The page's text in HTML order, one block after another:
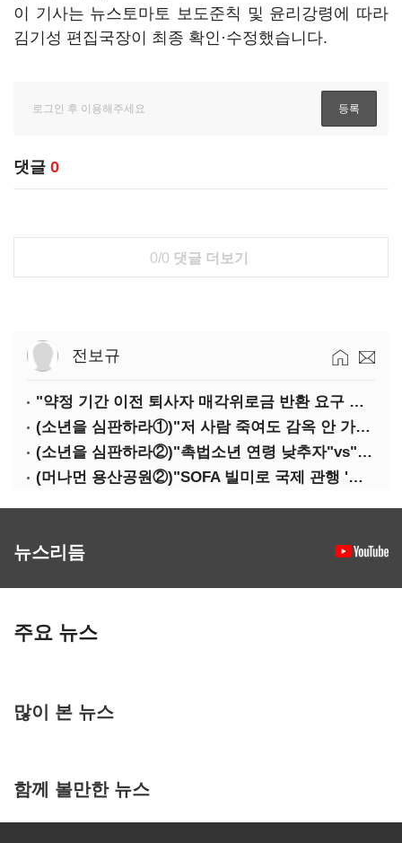
이 기사는 뉴스토마토 보도준칙 및 윤리강령에 따라
김기성 편집국장이 최종 확인·수정했습니다.
댓글 0
0/0 댓글 더보기
전보규
"약정 기간 이전 퇴사자 매각위로금 반환 요구 타당"
(소년을 심판하라①)"저 사람 죽여도 감옥 안 가죠"…법 비웃는 소년들
(소년을 심판하라②)"촉법소년 연령 낮추자"vs"안된다"…논쟁만 반복
(머나먼 용산공원②)"SOFA 빌미로 국제 관행 '오염자 부담원칙' 무시"
뉴스리듬
주요 뉴스
많이 본 뉴스
함께 볼만한 뉴스